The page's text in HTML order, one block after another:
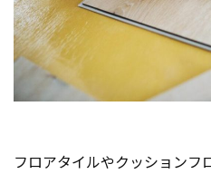
フロアタイルやクッションフ